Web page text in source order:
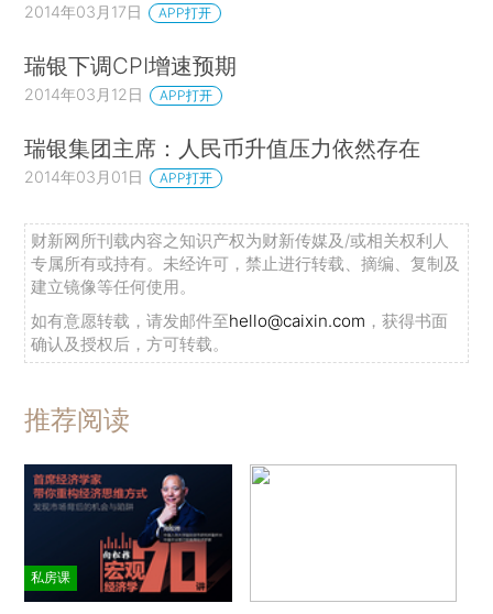
2014年03月17日 APP打开
瑞银下调CPI增速预期
2014年03月12日 APP打开
瑞银集团主席：人民币升值压力依然存在
2014年03月01日 APP打开
财新网所刊载内容之知识产权为财新传媒及/或相关权利人
专属所有或持有。未经许可，禁止进行转载、摘编、复制及
建立镜像等任何使用。
如有意愿转载，请发邮件至hello@caixin.com ，获得书面
确认及授权后，方可转载。
推荐阅读
私房课